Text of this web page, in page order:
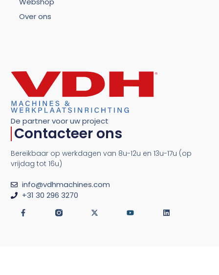
De partner voor uw project
Contacteer ons
Bereikbaar op werkdagen van 8u-12u en 13u-17u (op
vrijdag tot 16u)
info@vdhmachines.com
+31 30 296 3270
Over ons